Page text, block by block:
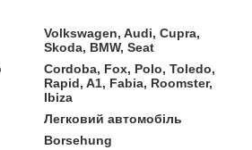
Volkswagen, Audi, Cupra,
Skoda, BMW, Seat
Cordoba, Fox, Polo, Toledo,
Rapid, A1, Fabia, Roomster,
Ibiza
Легковий автомобіль
Borsehung